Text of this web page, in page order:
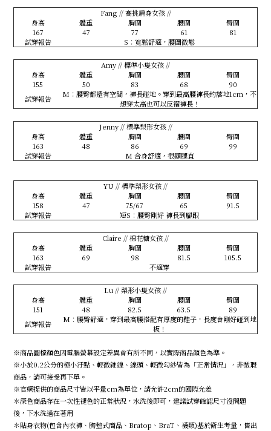
Fang // 高挑扁身女孩 //
身高
體重 胸圍 腰圍
臀圍
167
47 77 61
81
試穿報告
S：寬鬆舒適，腰圍微鬆
Amy // 標準小隻女孩 //
身高
體重 胸圍 腰圍
臀圍
155
50 83 68
90
試穿報告
M：腰臀都還有空間，褲長碰地。穿到最高腰褲長約落地1cm，不
想穿太高也可以反褶褲長！
Jenny // 標準梨形女孩 //
身高
體重 胸圍 腰圍
臀圍
163
48 86 69
99
試穿報告
M 合身舒適，很顯腿直
YU // 標準梨形女孩 //
身高
體重 胸圍 腰圍
臀圍
158
47 75/67 65
91.5
試穿報告
短S：腰臀剛好 褲長到腳跟
Claire // 棉花糖女孩 //
身高
體重 胸圍 腰圍
臀圍
163
69 98 81.5
105.5
試穿報告
不適穿
Lu // 梨形小隻女孩 //
身高
體重 胸圍 腰圍
臀圍
151
48 82.5 63.5
89
試穿報告
M：腰臀舒適，穿到最高腰搭配有厚度的鞋子，長度會剛好碰到地
板！
※商品圖檔顏色因電腦螢幕設定差異會有所不同，以實際商品顏色為準。
※小於0.2公分的極小汙點、輕微雜線、線頭、輕微勾紗皆為「正常情況」，非微瑕
商品，請可接受再下單。
※官網提供的商品尺寸皆以平量cm為單位，請允許2cm的國際允差
＊深色商品存在一次性褪色的正常狀況，水洗後即可，建議試穿確認尺寸沒問題
後，下水洗過在著用
＊貼身衣物(包含內衣褲、胸墊式商品、Bratop、BraT、襪類)基於衛生考量，售出